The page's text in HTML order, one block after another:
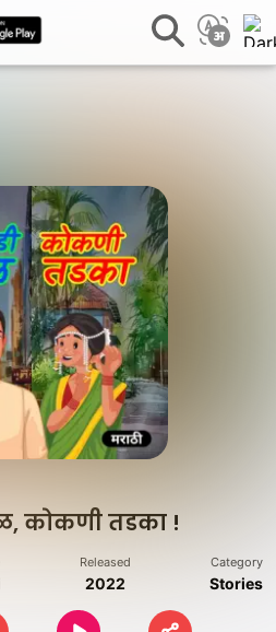
कोकणी तडका !
Released
2022
Category
Stories